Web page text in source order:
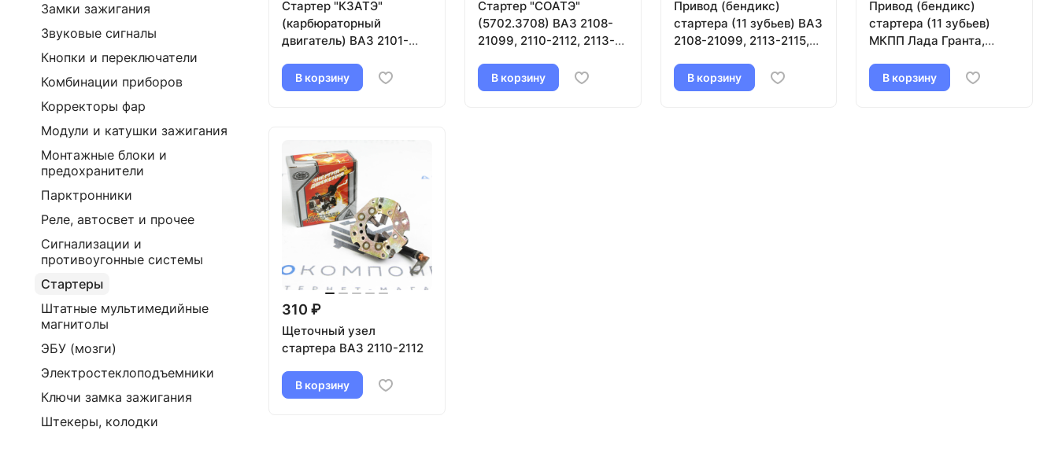
Стартер "КЗАТЭ"
(карбюраторный
двигатель) ВАЗ 2101-
Шевроле Нива
(5722.3708)
В корзину
Стартер "СОАТЭ"
(5702.3708) ВАЗ 2108-
21099, 2110-2112, 2113-
В корзину
Привод (бендикс)
стартера (11 зубьев) ВАЗ
2108-21099, 2113-2115,
В корзину
Привод (бендикс)
стартера (11 зубьев)
МКПП Лада Гранта,
В корзину
310 ₽
Щеточный узел
стартера ВАЗ 2110-2112
В корзину
Замки зажигания
Звуковые сигналы
Кнопки и переключатели
Комбинации приборов
Корректоры фар
Модули и катушки зажигания
Монтажные блоки и
предохранители
Парктронники
Реле, автосвет и прочее
Сигнализации и
противоугонные системы
Стартеры
Штатные мультимедийные
магнитолы
ЭБУ (мозги)
Электростеклоподъемники
Ключи замка зажигания
Штекеры, колодки